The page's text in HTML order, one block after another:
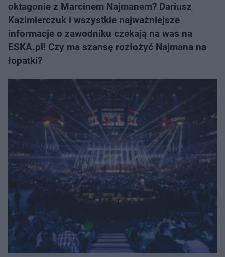
oktagonie z Marcinem Najmanem? Dariusz
Kazimierczuk i wszystkie najważniejsze
informacje o zawodniku czekają na was na
ESKA.pl! Czy ma szansę rozłożyć Najmana na
łopatki?